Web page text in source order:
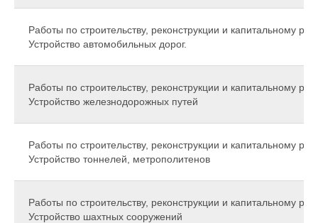
Работы по строительству, реконструкции и капитальному
Устройство автомобильных дорог.
Работы по строительству, реконструкции и капитальному
Устройство железнодорожных путей
Работы по строительству, реконструкции и капитальному
Устройство тоннелей, метрополитенов
Работы по строительству, реконструкции и капитальному
Устройство шахтных сооружений